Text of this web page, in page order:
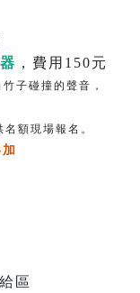
，費用150元
子碰撞的聲音，
額現場報名。
區